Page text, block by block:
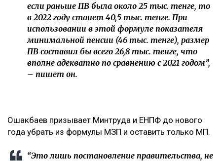
если раньше ПВ была около 25 тыс. тенге, то
в 2022 году станет 40,5 тыс. тенге. При
использовании в этой формуле показателя
минимальной пенсии (46 тыс. тенге), размер
ПВ составил бы всего 26,8 тыс. тенге, что
вполне адекватно по сравнению с 2021 годом”,
– пишет он.
Ошакбаев призывает Минтруда и ЕНПФ до нового
года убрать из формулы МЗП и оставить только МП.
“Это лишь постановление правительства, не